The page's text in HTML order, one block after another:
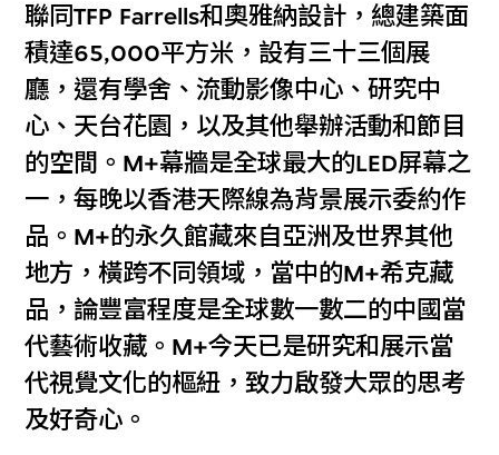
聯同TFP Farrells和奧雅納設計，總建築面
積達65,000平方米，設有三十三個展
廳，還有學舍、流動影像中心、研究中
心、天台花園，以及其他舉辦活動和節目
的空間。M+幕牆是全球最大的LED屏幕之
一，每晚以香港天際線為背景展示委約作
品。M+的永久館藏來自亞洲及世界其他
地方，橫跨不同領域，當中的M+希克藏
品，論豐富程度是全球數一數二的中國當
代藝術收藏。M+今天已是研究和展示當
代視覺文化的樞紐，致力啟發大眾的思考
及好奇心。